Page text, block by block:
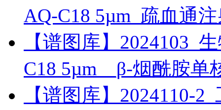
AQ-C18 5µm_疏血通
【谱图库】2024103_
C18 5µm__β-烟酰胺单
【谱图库】2024110-